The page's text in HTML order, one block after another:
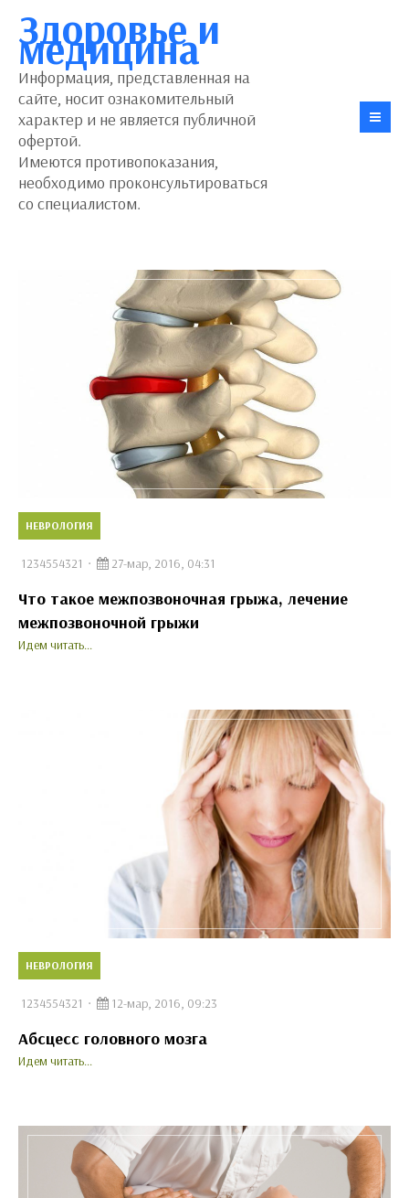
Здоровье и
медицина
Информация, представленная на
сайте, носит ознакомительный
характер и не является публичной
офертой.
Имеются противопоказания,
необходимо проконсультироваться
со специалистом.
НЕВРОЛОГИЯ
1234554321 27-мар, 2016, 04:31
Что такое межпозвоночная грыжа, лечение
межпозвоночной грыжи
Идем читать...
НЕВРОЛОГИЯ
1234554321 12-мар, 2016, 09:23
Абсцесс головного мозга
Идем читать...